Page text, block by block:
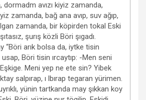
dormadm avızı kiyiz zamanda,
zamanda, bağ ana avıp, suv ağıp,
zamanda, bir köpirden tokal Eski
şurış közli Böri şıgadı.
“Böri arık bolsa da, iytke tisin
usap, Böri tisin ırcaytıp: -Men seni
Meni yep ne ete sin? Yibek
salpırap, ı lbırap tegaran yürimen.
yünin tartkanda may şıkkan koy